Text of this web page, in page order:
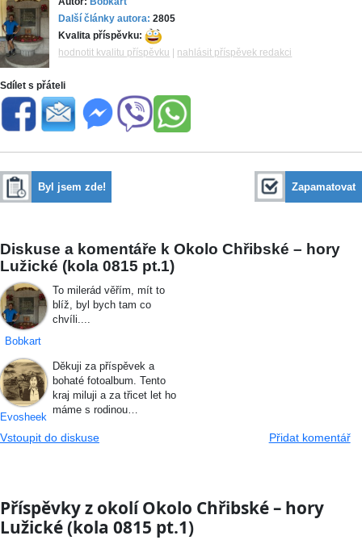
Další články autora: 2805
Kvalita příspěvku:
hodnotit kvalitu příspěvku
nahlásit příspěvek redakci
Sdílet s přáteli
Byl jsem zde! Zapamatovat
Diskuse a komentáře k Okolo Chřibské – hory
Lužické (kola 0815 pt.1)
Bobkart
To milerád věřím, mít to
blíž, byl bych tam co
chvíli....
Evosheek
Děkuji za příspěvek a
bohaté fotoalbum. Tento
kraj miluji a za třicet let ho
máme s rodinou…
Vstoupit do diskuse Přidat komentář
Příspěvky z okolí Okolo Chřibské – hory
Lužické (kola 0815 pt.1)